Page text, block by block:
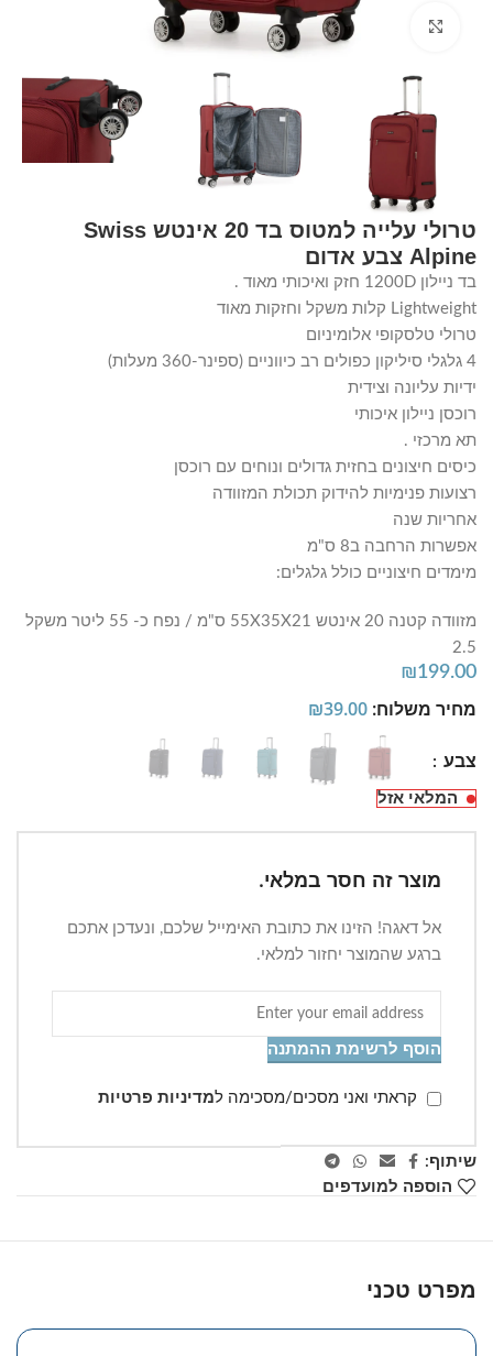
Click to enlarge
טרולי עלייה למטוס בד 20 אינטש Swiss
Alpine צבע אדום
בד ניילון 1200D חזק ואיכותי מאוד .
Lightweight קלות משקל וחזקות מאוד
טרולי טלסקופי אלומיניום
4 גלגלי סיליקון כפולים רב כיווניים (ספינר-360 מעלות)
ידיות עליונה וצידית
רוכסן ניילון איכותי
תא מרכזי .
כיסים חיצונים בחזית גדולים ונוחים עם רוכסן
רצועות פנימיות להידוק תכולת המזוודה
אחריות שנה
אפשרות הרחבה ב8 ס"מ
מימדים חיצוניים כולל גלגלים:
מזוודה קטנה 20 אינטש 55X35X21 ס"מ / נפח כ- 55 ליטר משקל
2.5
₪199.00
מחיר משלוח: ₪39.00
צבע
המלאי אזל
מוצר זה חסר במלאי.
אל דאגה! הזינו את כתובת האימייל שלכם, ונעדכן אתכם
ברגע שהמוצר יחזור למלאי.
הוסף לרשימת ההמתנה
קראתי ואני מסכים/מסכימה למדיניות פרטיות
שיתוף:
הוספה למועדפים
מפרט טכני